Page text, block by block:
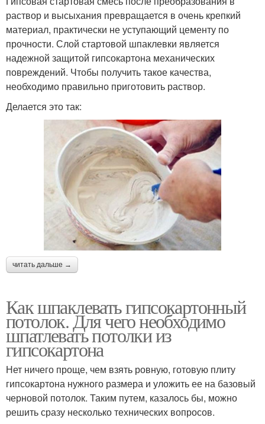
раствор и высыхания превращается в очень крепкий
материал, практически не уступающий цементу по
прочности. Слой стартовой шпаклевки является
надежной защитой гипсокартона механических
повреждений. Чтобы получить такое качества,
необходимо правильно приготовить раствор.
Делается это так:
читать дальше →
Как шпаклевать гипсокартонный
потолок. Для чего необходимо
шпатлевать потолки из
гипсокартона
Нет ничего проще, чем взять ровную, готовую плиту
гипсокартона нужного размера и уложить ее на базовый
черновой потолок. Таким путем, казалось бы, можно
решить сразу несколько технических вопросов.